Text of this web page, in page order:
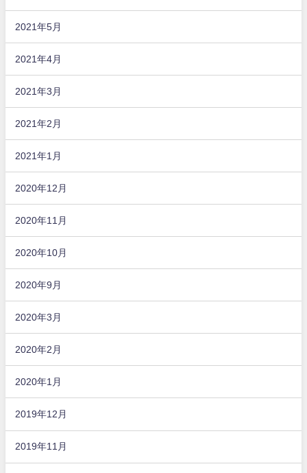
2021年5月
2021年4月
2021年3月
2021年2月
2021年1月
2020年12月
2020年11月
2020年10月
2020年9月
2020年3月
2020年2月
2020年1月
2019年12月
2019年11月